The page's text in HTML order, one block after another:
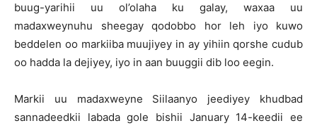
buug-yarihii uu ol’olaha ku galay, waxaa uu
madaxweynuhu sheegay qodobbo hor leh iyo kuwo
beddelen oo markiiba muujiyey in ay yihiin qorshe cudub
oo hadda la dejiyey, iyo in aan buuggii dib loo eegin.
Markii uu madaxweyne Siilaanyo jeediyey khudbad
sannadeedkii labada gole bishii January 14-keedii ee